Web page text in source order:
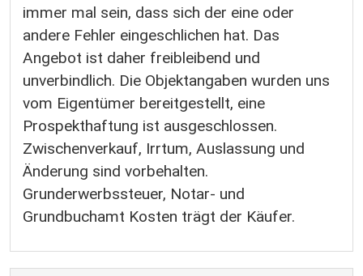
immer mal sein, dass sich der eine oder
andere Fehler eingeschlichen hat. Das
Angebot ist daher freibleibend und
unverbindlich. Die Objektangaben wurden uns
vom Eigentümer bereitgestellt, eine
Prospekthaftung ist ausgeschlossen.
Zwischenverkauf, Irrtum, Auslassung und
Änderung sind vorbehalten.
Grunderwerbssteuer, Notar- und
Grundbuchamt Kosten trägt der Käufer.